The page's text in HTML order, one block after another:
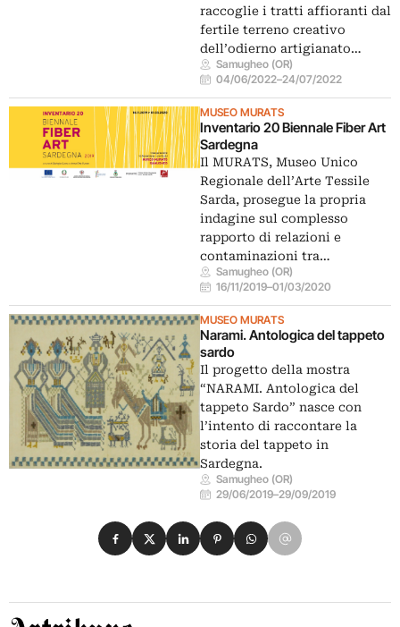
raccoglie i tratti affioranti dal
fertile terreno creativo
dell’odierno artigianato…
Samugheo (OR)
04/06/2022–24/07/2022
MUSEO MURATS
Inventario 20 Biennale Fiber Art
Sardegna
Il MURATS, Museo Unico
Regionale dell’Arte Tessile
Sarda, prosegue la propria
indagine sul complesso
rapporto di relazioni e
contaminazioni tra…
Samugheo (OR)
16/11/2019–01/03/2020
MUSEO MURATS
Narami. Antologica del tappeto
sardo
Il progetto della mostra
“NARAMI. Antologica del
tappeto Sardo” nasce con
l’intento di raccontare la
storia del tappeto in
Sardegna.
Samugheo (OR)
29/06/2019–29/09/2019
Condividi su Facebook
Condividi su X
Condividi su LinkedIn
Condividi su Pinterest
Condividi su WhatsApp
Condividi su Email